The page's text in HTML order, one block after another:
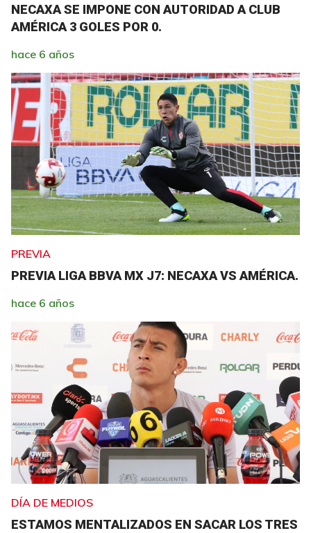
NECAXA SE IMPONE CON AUTORIDAD A CLUB
AMÉRICA 3 GOLES POR 0.
hace 6 años
PREVIA
PREVIA LIGA BBVA MX J7: NECAXA VS AMÉRICA.
hace 6 años
DÍA DE MEDIOS
ESTAMOS MENTALIZADOS EN SACAR LOS TRES